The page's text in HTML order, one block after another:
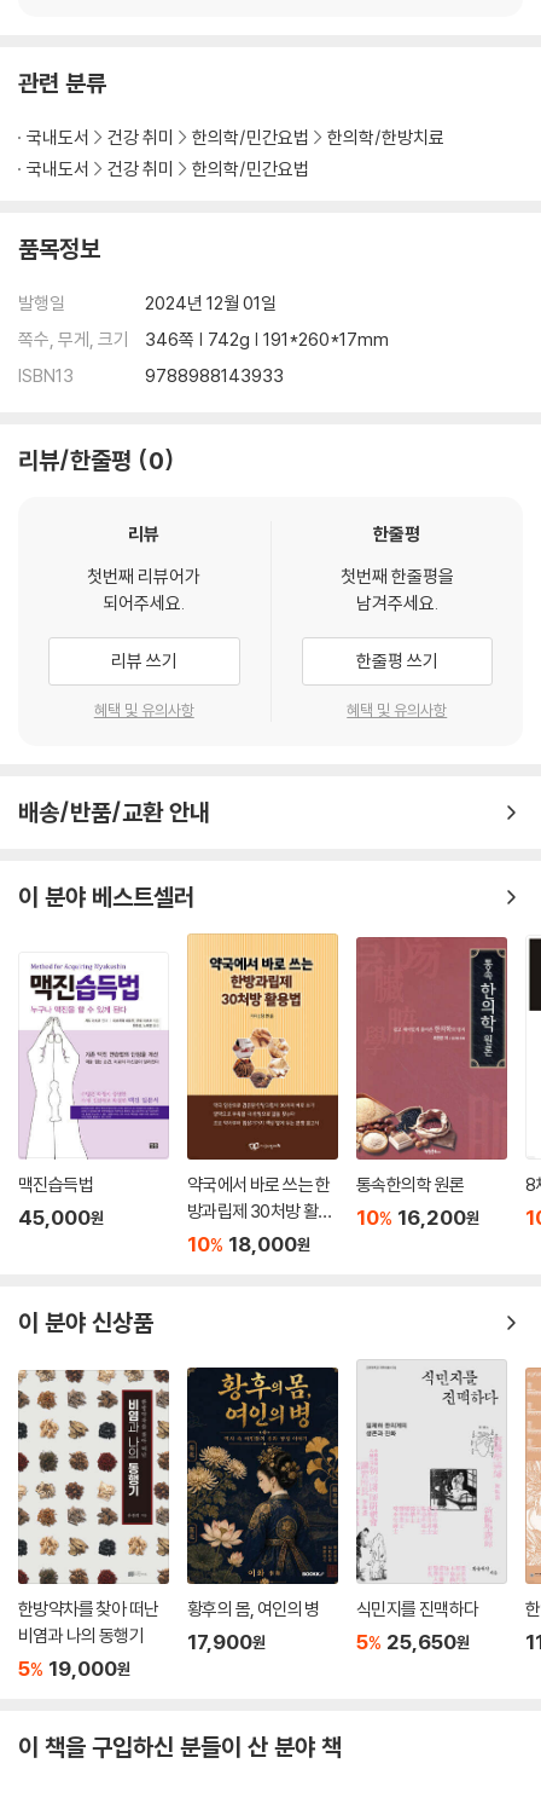
관련 분류
국내도서 건강 취미 한의학/민간요법
한의학/한방치료
국내도서
건강 취미 한의학/민간요법
품목정보
발행일
2024년 12월 01일
쪽수, 무게, 크기
346쪽 | 742g | 191*260*17mm
ISBN13
9788988143933
리뷰/한줄평 0
리뷰
첫번째 리뷰어가
되어주세요.
리뷰 쓰기
혜택 및 유의사항
한줄평
첫번째 한줄평을
남겨주세요.
한줄평 쓰기
혜택 및 유의사항
배송/반품/교환 안내
이 분야 베스트셀러
맥진습득법
45,000원
약국에서 바로 쓰는 한
방과립제 30처방 활용
법
10% 18,000원
통속한의학 원론
10% 16,200원
8
이 분야 신상품
한방약차를 찾아 떠난
비염과 나의 동행기
5% 19,000원
황후의 몸, 여인의 병
17,900원
식민지를 진맥하다
5% 25,650원
이 책을 구입하신 분들이 산 분야 책